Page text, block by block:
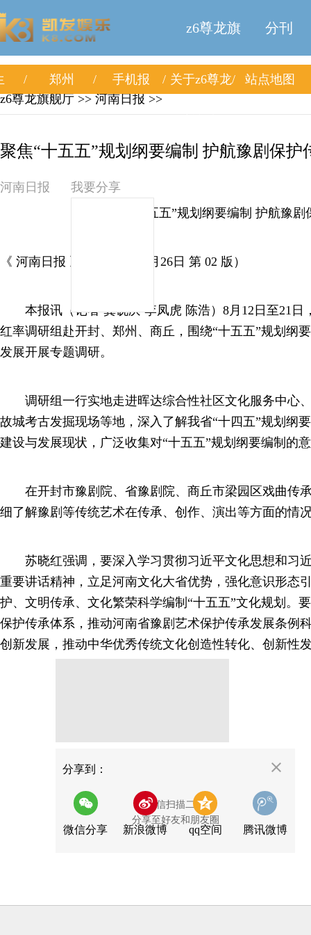
z6尊龙旗
舰厅
分刊
郑州 手机报 关于z6尊龙
站点地图
z6尊龙旗舰厅 >> 河南日报 >>
聚焦“十五五”规划纲要编制 护航豫剧保护
河南日报
我要分享
聚焦“十五五”规划纲要编制 护航豫剧
《 河南日报 》（ 2025年08月26日 第 02 版）
本报讯（记者 龚砚庆 李凤虎 陈浩）8月12日至21日
红率调研组赴开封、郑州、商丘，围绕“十五五”规划纲
发展开展专题调研。
调研组一行实地走进晖达综合性社区文化服务中心
故城考古发掘现场等地，深入了解我省“十四五”规划纲
建设与发展现状，广泛收集对“十五五”规划纲要编制的
在开封市豫剧院、省豫剧院、商丘市梁园区戏曲传
细了解豫剧等传统艺术在传承、创作、演出等方面的情
苏晓红强调，要深入学习贯彻习近平文化思想和习
重要讲话精神，立足河南文化大省优势，强化意识形态
护、文明传承、文化繁荣科学编制“十五五”文化规划。
保护传承体系，推动河南省豫剧艺术保护传承发展条例
创新发展，推动中华优秀传统文化创造性转化、创新性
分享到：
微信分享
用微信扫描二维码
分享至好友和朋友圈
新浪微博 qq空间 腾讯微博